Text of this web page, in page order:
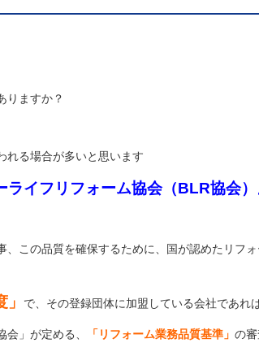
りますか？
れる場合が多いと思います
ライフリフォーム協会（BLR協会）
この品質を確保するために、国が認めたリフ
で、その登録団体に加盟している会社であれ
」が定める、 「リフォーム業務品質基準」の